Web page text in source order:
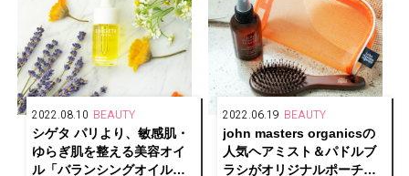
2022.08.10 BEAUTY
シゲタ パリより、敏感肌・
ゆらぎ肌を整える美容オイ
ル「バランシングオイルセ
2022.06.19 BEAUTY
john masters organicsの
人気ヘアミスト＆パドルブ
ラシがオリジナルポーチの